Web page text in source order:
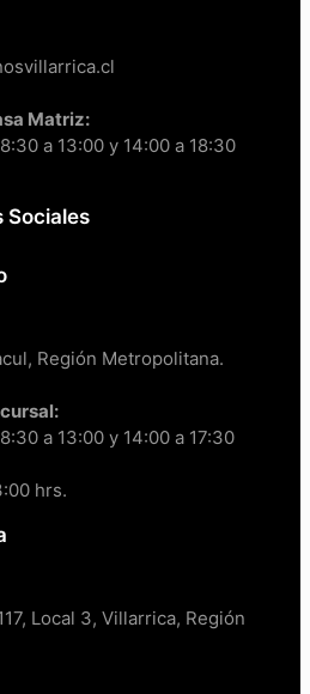
Matriz:
a 13:00 y 14:00 a 18:30
Sociales
Región Metropolitana.
a 13:00 y 14:00 a 17:30
hrs.
Local 3, Villarrica, Región